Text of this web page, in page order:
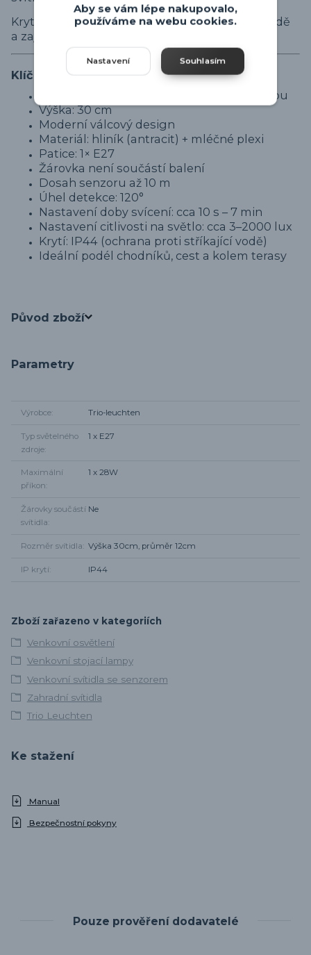
Krytí IP44 poskytuje ochranu proti stříkající vodě
a zajišťuje bezpečné venkovní použití.
Klíčové vlastnosti
Nízká zahradní lampa se senzorem pohybu
Výška: 30 cm
Moderní válcový design
Materiál: hliník (antracit) + mléčné plexi
Patice: 1× E27
Žárovka není součástí balení
Dosah senzoru až 10 m
Úhel detekce: 120°
Nastavení doby svícení: cca 10 s – 7 min
Nastavení citlivosti na světlo: cca 3–2000 lux
Krytí: IP44 (ochrana proti stříkající vodě)
Ideální podél chodníků, cest a kolem terasy
Původ zboží
Parametry
Výrobce Trio-leuchten
Typ světelného
zdroje
1 x E27
Maximální
příkon
1 x 28W
Žárovky součástí
svítidla
Ne
Rozměr svítidla Výška 30cm, průměr 12cm
IP krytí IP44
Zboží zařazeno v kategoriích
Venkovní osvětlení
Venkovní stojací lampy
Venkovní svítidla se senzorem
Zahradní svítidla
Trio Leuchten
Ke stažení
Manual
Bezpečnostní pokyny
Pouze prověření dodavatelé
Aby se vám lépe nakupovalo,
používáme na webu cookies.
Nastavení Souhlasím